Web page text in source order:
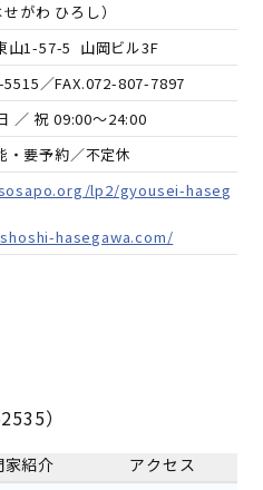
せがわ ひろし）
山1-57-5 山岡ビル3F
／FAX.072-807-7897
／ 祝 09:00～24:00
・要予約／不定休
lp2/gyousei-haseg
hasegawa.com/
）
家紹介 アクセス